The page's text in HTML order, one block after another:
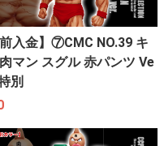
前入金】⑦CMC NO.39 キ
マン スグル 赤パンツ Ve
別